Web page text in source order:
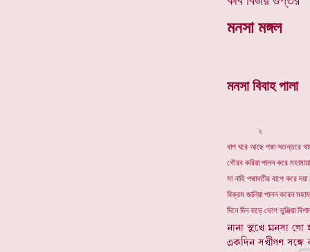
মনসা মঙ্গল
মনসা বিবাহ পালা
২
বাপ ঘরে আছে পদ্মা সতন্তরে
গৌরব করিয়া পালন করে
মা নাহি পদ্মাবতীর বাপে করে দয়া |
বিক্রম জানিয়া পালন করেন
দিনে দিন বাড়ে ভোগ ভুঞ্জিয়া